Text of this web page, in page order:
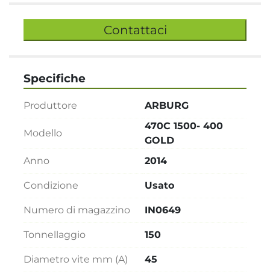
Contattaci
Specifiche
Produttore ARBURG
Modello
470C 1500- 400
GOLD
Anno
2014
Condizione Usato
Numero di magazzino IN0649
Tonnellaggio 150
Diametro vite mm (A) 45